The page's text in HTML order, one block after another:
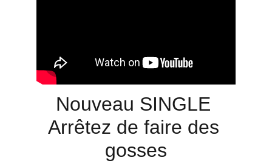
Nouveau SINGLE
Arrêtez de faire des
gosses